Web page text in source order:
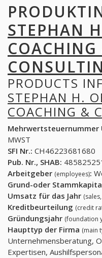
STEPHAN
COACHING
PRODUCTS
STEPHAN H.
COACHING &
Mehrwertsteuernummer
MWST
SFI Nr.: CH46223681680
Pub. Nr., SHAB:
Arbeitgeber (employees):
Grund-oder
Umsatz für das Jahr
Kreditbeurteilung (credit
Gründungsjahr (foundation
Haupttyp der Firma (main
Unternehmensberatung,
Expertisen,